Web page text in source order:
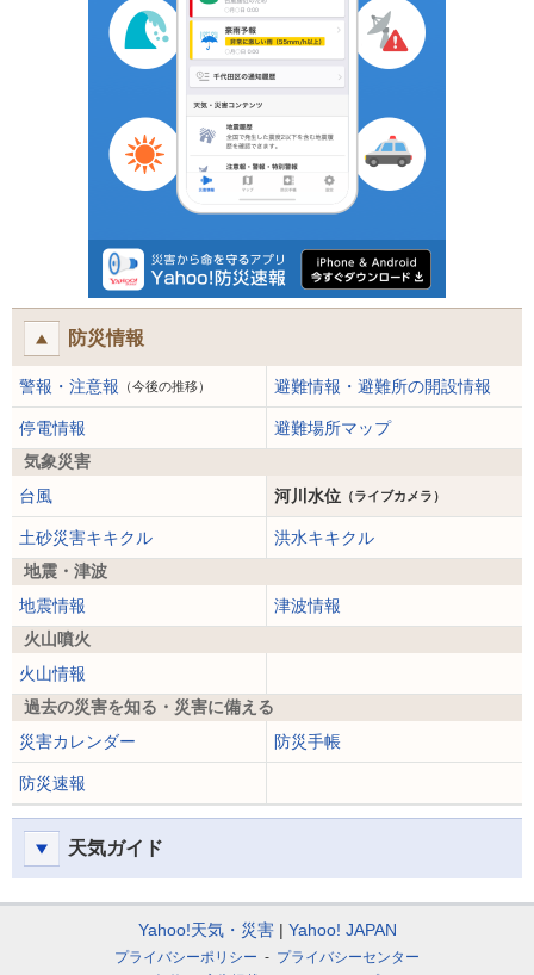
防災情報
警報・注意報 （今後の推移） 避難情報・避難所の開設情報
停電情報
避難場所マップ
気象災害
台風
河川水位 （ライブカメラ）
土砂災害キキクル
洪水キキクル
地震・津波
地震情報
津波情報
火山噴火
火山情報
過去の災害を知る・災害に備える
災害カレンダー
防災手帳
防災速報
天気ガイド
Yahoo!天気・災害 Yahoo! JAPAN
プライバシーポリシー
プライバシーセンター